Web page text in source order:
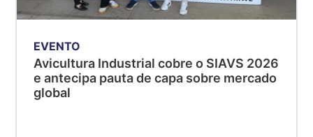
R$ 4,53
Suíno - Estadual
SC
R$ 4,50
kg
EVENTO
Avicultura Industrial cobre o SIAVS 2026
e antecipa pauta de capa sobre mercado
global